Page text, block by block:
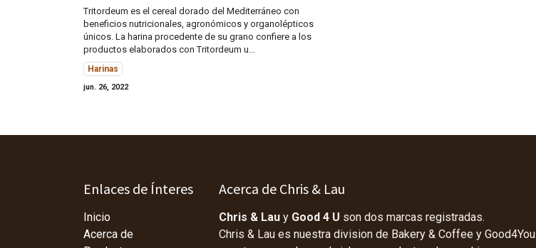
Tritordeum es el cereal dorado del Mediterráneo con
beneficios nutricionales, agronómicos y organolépticos
únicos. La harina procedente de su grano confiere a los
productos elaborados con Tritordeum u...
Harinas
jun. 26, 2022
Enlaces de Ínteres
Inicio
Acerca de
Acerca de Chris & Lau
Chris & Lau y Good 4 U son dos marcas registradas.
Chris & Lau es nuestra division de Bakery & Coffee y Good4You